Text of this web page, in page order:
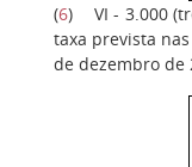
(6)
VI - 3.000
taxa prevista
de dezembro de